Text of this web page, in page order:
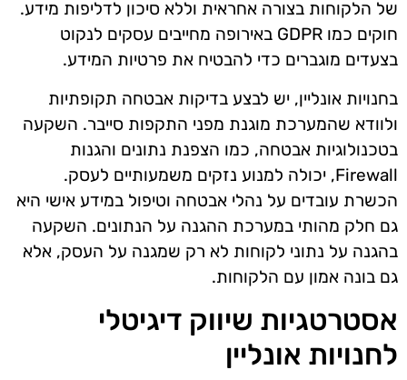
של הלקוחות בצורה אחראית וללא סיכון לדליפות מידע.
חוקים כמו GDPR באירופה מחייבים עסקים לנקוט
בצעדים מוגברים כדי להבטיח את פרטיות המידע.
בחנויות אונליין, יש לבצע בדיקות אבטחה תקופתיות
ולוודא שהמערכת מוגנת מפני התקפות סייבר. השקעה
בטכנולוגיות אבטחה, כמו הצפנת נתונים והגנות
Firewall, יכולה למנוע נזקים משמעותיים לעסק.
הכשרת עובדים על נהלי אבטחה וטיפול במידע אישי היא
גם חלק מהותי במערכת ההגנה על הנתונים. השקעה
בהגנה על נתוני לקוחות לא רק שמגנה על העסק, אלא
גם בונה אמון עם הלקוחות.
אסטרטגיות שיווק דיגיטלי
לחנויות אונליין